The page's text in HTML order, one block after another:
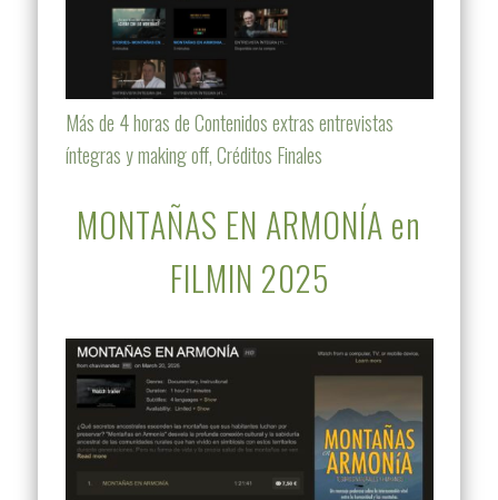
Más de 4 horas de Contenidos extras entrevistas
íntegras y making off, Créditos Finales
MONTAÑAS EN ARMONÍA en
FILMIN 2025